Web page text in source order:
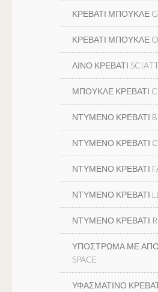
ΚΡΕΒΑΤΙ ΜΠΟΥΚΛΕ
ΚΡΕΒΑΤΙ ΜΠΟΥΚΛΕ
ΛΙΝΟ ΚΡΕΒΑΤΙ
ΜΠΟΥΚΛΕ ΚΡΕΒΑΤΙ
ΝΤΥΜΕΝΟ ΚΡΕΒΑΤΙ
ΝΤΥΜΕΝΟ ΚΡΕΒΑΤΙ
ΝΤΥΜΕΝΟ ΚΡΕΒΑΤΙ
ΝΤΥΜΕΝΟ ΚΡΕΒΑΤΙ
ΝΤΥΜΕΝΟ ΚΡΕΒΑΤΙ
ΥΠΟΣΤΡΩΜΑ ΜΕ
SPACE
ΥΦΑΣΜΑΤΙΝΟ